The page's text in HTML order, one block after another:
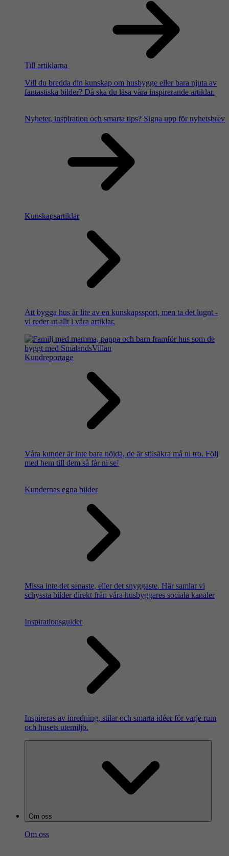
Till artiklarna
Vill du bredda din kunskap om husbygge eller bara njuta av
fantastiska bilder? Då ska du läsa våra inspirerande artiklar.
Nyheter, inspiration och smarta tips? Signa upp för nyhetsbrev
Kunskapsartiklar
Att bygga hus är lite av en kunskapssport, men ta det lugnt -
vi reder ut allt i våra artiklar.
Kundreportage
Våra kunder är inte bara nöjda, de är stilsäkra må ni tro. Följ
med hem till dem så får ni se!
Kundernas egna bilder
Missa inte det senaste, eller det snyggaste. Här samlar vi
schyssta bilder direkt från våra husbyggares sociala kanaler
Inspirationsguider
Inspireras av inredning, stilar och smarta idéer för varje rum
och husets utemiljö.
Om oss
Om oss